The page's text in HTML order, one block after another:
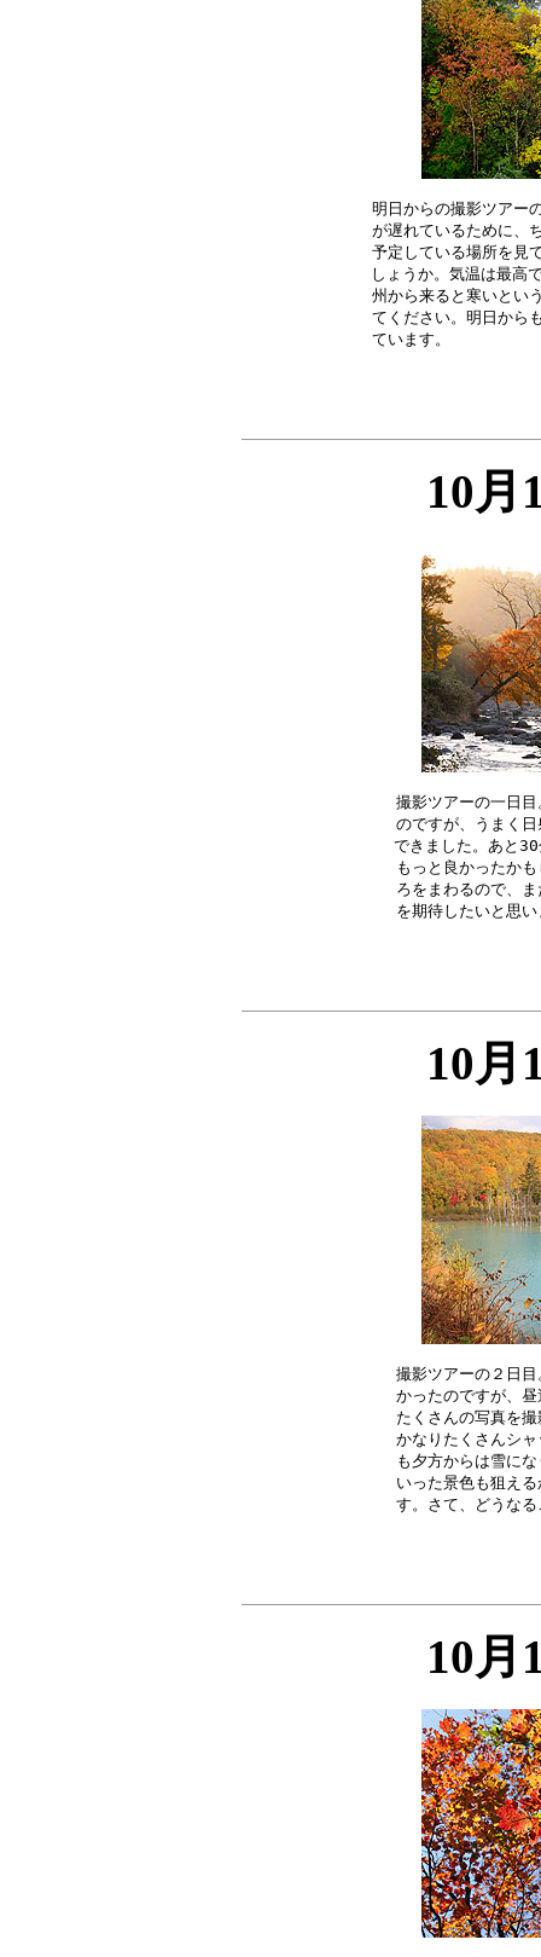
明日からの撮影ツアー
が遅れているために、
予定している場所を見
しょうか。気温は最高
州から来ると寒いとい
てください。明日から
10月
撮影ツアーの一日
のですが、うまく
できました。あと
もっと良かったか
ろをまわるので、
10月
撮影ツアーの２日
かったのですが、
たくさんの写真を
かなりたくさんシ
も夕方からは雪に
いった景色も狙え
10月